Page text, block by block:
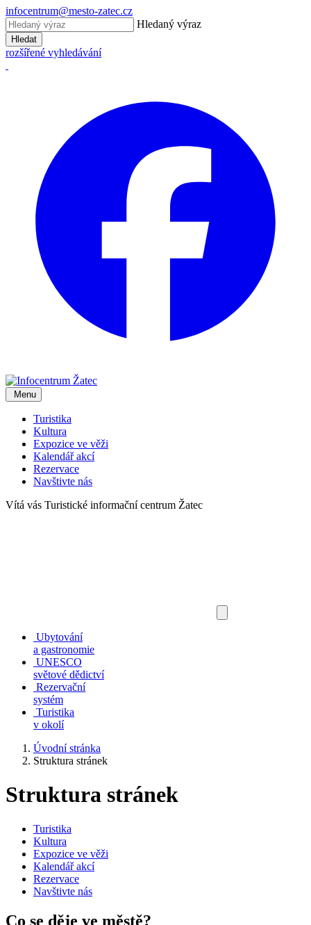
infocentrum@mesto-zatec.cz
Hledaný výraz
Hledat
rozšířené vyhledávání
Menu
Turistika
Kultura
Expozice ve věži
Kalendář akcí
Rezervace
Navštivte nás
Vítá vás Turistické informační centrum Žatec
Ubytování
a gastronomie
UNESCO
světové dědictví
Rezervační
systém
Turistika
v okolí
Úvodní stránka
Struktura stránek
Struktura stránek
Turistika
Kultura
Expozice ve věži
Kalendář akcí
Rezervace
Navštivte nás
Co se děje ve městě?